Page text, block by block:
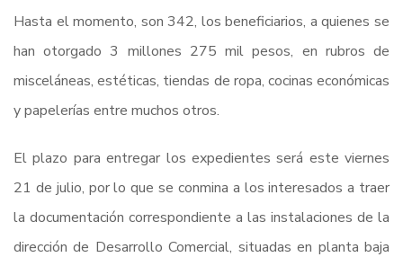
Hasta el momento, son 342, los beneficiarios, a quienes se
han otorgado 3 millones 275 mil pesos, en rubros de
misceláneas, estéticas, tiendas de ropa, cocinas económicas
y papelerías entre muchos otros.
El plazo para entregar los expedientes será este viernes
21 de julio, por lo que se conmina a los interesados a traer
la documentación correspondiente a las instalaciones de la
dirección de Desarrollo Comercial, situadas en planta baja